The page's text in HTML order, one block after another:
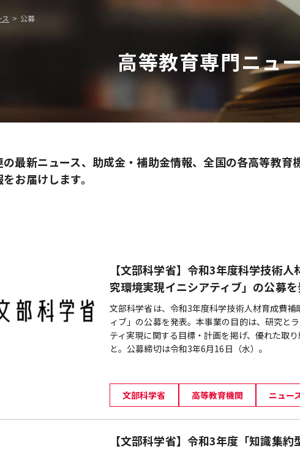
公募
高等教育専門ニュ
最新ニュース、助成金・補助金情報、全国の各高等教育
お届けします。
【文部科学省】令和3年度科学技術
究環境実現イニシアティブ」の公募
文部科学省は、令和3年度科学技術人材育成費
ィブ」の公募を発表。本事業の目的は、研究と
ティ実現に関する目標・計画を掲げ、優れた取
と。公募締切は令和3年6月16日（水）。
文部科学省 高等教育機関 ニュー
【文部科学省】令和3年度「知識集